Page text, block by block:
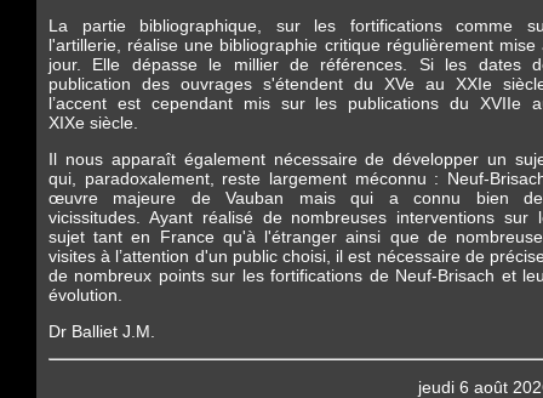
La partie bibliographique, sur les fortifications comme
l'artillerie, réalise une bibliographie critique régulièrement mise
jour. Elle dépasse le millier de références. Si les dates
publication des ouvrages s'étendent du XVe au XXIe
l’accent est cependant mis sur les publications du XVIIe
XIXe siècle.
Il nous apparaît également nécessaire de développer un
qui, paradoxalement, reste largement méconnu : Neuf-
œuvre majeure de Vauban mais qui a connu bien
vicissitudes. Ayant réalisé de nombreuses interventions sur
sujet tant en France qu'à l'étranger ainsi que de
visites à l’attention d'un public choisi, il est nécessaire de
de nombreux points sur les fortifications de Neuf-Brisach et
évolution.
Dr Balliet J.M.
jeudi 6 août